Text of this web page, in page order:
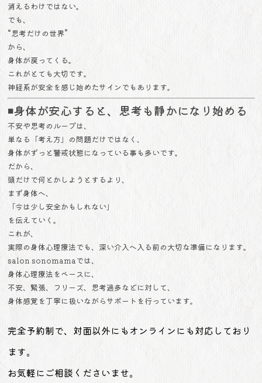
消えるわけではない。
でも、
“思考だけの世界”
から、
身体が戻ってくる。
これがとても大切です。
神経系が安全を感じ始めたサインでもあります。
◾️身体が安心すると、思考も静かになり始める
不安や思考のループは、
単なる「考え方」の問題だけではなく、
身体がずっと警戒状態になっている事も多いです。
だから、
頭だけで何とかしようとするより、
まず身体へ、
「今は少し安全かもしれない」
を伝えていく。
これが、
実際の身体心理療法でも、深い介入へ入る前の大切な準備になります。
salon sonomamaでは、
身体心理療法をベースに、
不安、緊張、フリーズ、思考過多などに対して、
身体感覚を丁寧に扱いながらサポートを行っています。
完全予約制で、対面以外にもオンラインにも対応しており
ます。
お気軽にご相談くださいませ。